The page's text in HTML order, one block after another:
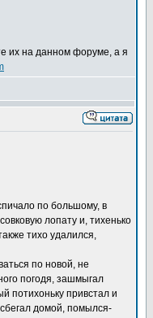
их на данном форуме, а я
по большому, в
лопату и, тихенько
тихо удалился,
по новой, не
погодя, зашмыгал
потихоньку привстал и
домой, помылся-